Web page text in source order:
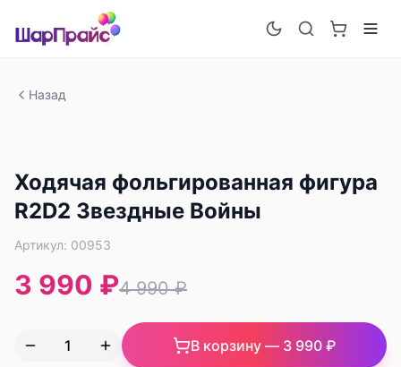
Назад
Ходячая фольгированная фигура
R2D2 Звездные Войны
Артикул: 00953
3 990 ₽4 990 ₽
В корзину — 3 990 ₽